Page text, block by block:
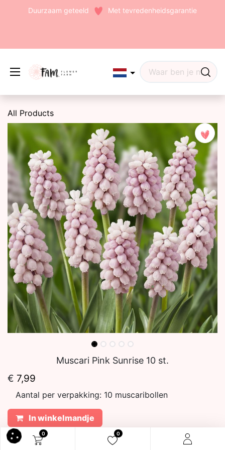
0 0
Duurzaam geteeld Met tevredenheidsgarantie
(242)
Edit widget
All Products
Muscari Pink Sunrise 10 st.
€ 7,99
Aantal per verpakking: 10 muscaribollen
In winkelmandje